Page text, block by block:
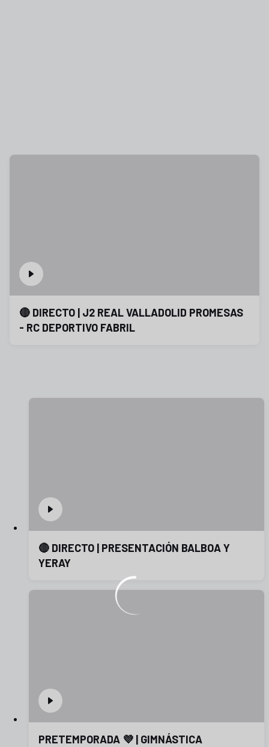
🔴 DIRECTO | J2 REAL VALLADOLID PROMESAS
- RC DEPORTIVO FABRIL
🔴 DIRECTO | PRESENTACIÓN BALBOA Y
YERAY
PRETEMPORADA 💜 | GIMNÁSTICA